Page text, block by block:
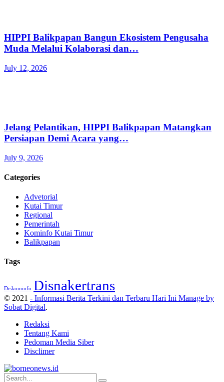
HIPPI Balikpapan Bangun Ekosistem Pengusaha
Muda Melalui Kolaborasi dan…
July 12, 2026
Jelang Pelantikan, HIPPI Balikpapan Matangkan
Persiapan Demi Acara yang…
July 9, 2026
Categories
Advetorial
Kutai Timur
Regional
Pemerintah
Kominfo Kutai Timur
Balikpapan
Tags
Diskominfo Disnakertrans
© 2021 - Informasi Berita Terkini dan Terbaru Hari Ini Manage by
Sobat Digital.
Redaksi
Tentang Kami
Pedoman Media Siber
Disclimer